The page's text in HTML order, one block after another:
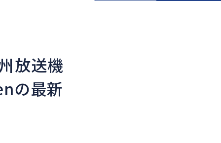
ポーツ映像伝
・制作プロダク
ョンサービス
放送機
の最新